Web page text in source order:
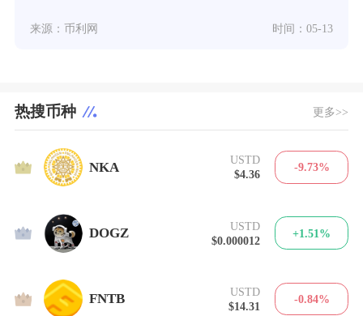
来源：币利网 时间：05-13
热搜币种 更多>>
1 NKA
USTD
$4.36
-9.73%
2 DOGZ
USTD
$0.000012
+1.51%
3 FNTB
USTD
$14.31
-0.84%